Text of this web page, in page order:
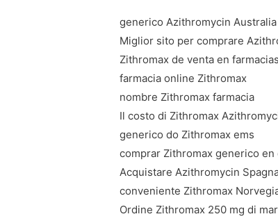
generico Azithromycin Australia
Miglior sito per comprare
Zithromax de venta en farmacias
farmacia online Zithromax
nombre Zithromax farmacia
Il costo di Zithromax
generico do Zithromax ems
comprar Zithromax generico en
Acquistare Azithromycin
conveniente Zithromax
Ordine Zithromax 250 mg di